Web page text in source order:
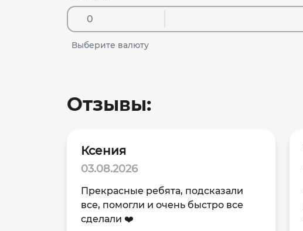
Выберите валюту
Отзывы:
Ксения
03.08.2026
Прекрасные ребята, подсказали
все, помогли и очень быстро все
сделали ❤️